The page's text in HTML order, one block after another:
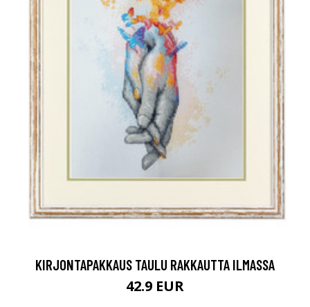
KIRJONTAPAKKAUS TAULU RAKKAUTTA ILMASSA
42.9 EUR